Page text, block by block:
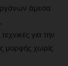
άμεσα
για την
μορφής χωρίς